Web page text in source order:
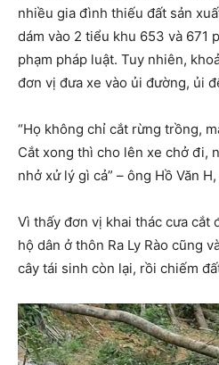
nhiều gia đình thiếu đất sản
dám vào 2 tiểu khu 653 và 671
phạm pháp luật. Tuy nhiên,
đơn vị đưa xe vào ủi đường, ủi
“Họ không chỉ cắt rừng trồng,
Cắt xong thì cho lên xe chở đi,
nhở xử lý gì cả” – ông Hồ Văn
Vì thấy đơn vị khai thác cưa cắt
hộ dân ở thôn Ra Ly Rào cũng
cây tái sinh còn lại, rồi chiếm